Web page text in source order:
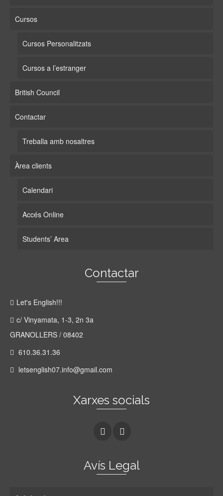
Cursos
Cursos Personalitzats
Cursos a l’estranger
British Council
Contactar
Treballa amb nosaltres
Àrea clients
Calendari
Accés Online
Students’ Area
Contactar
Let's English!!!
c/ Vinyamata, 1-3, 2n 3a
GRANOLLERS / 08402
610.36.31.36
letsenglish07.info@gmail.com
Xarxes socials
Avís Legal